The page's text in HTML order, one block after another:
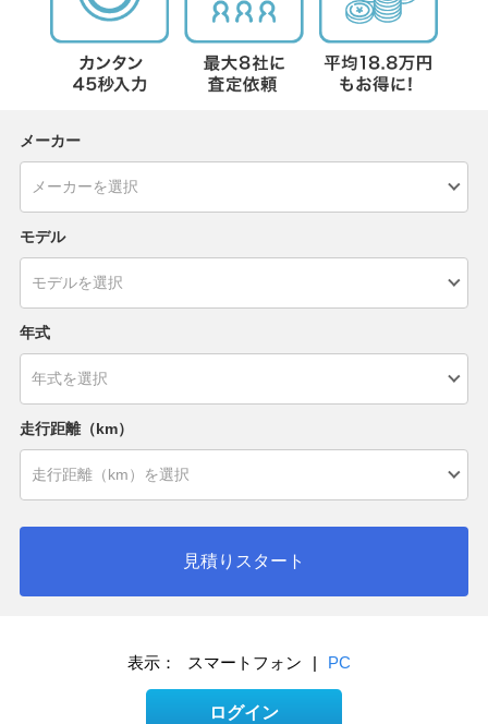
メーカー
モデル
年式
走行距離（km）
見積りスタート
表示： スマートフォン | PC
ログイン